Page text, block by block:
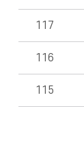
117
116
115